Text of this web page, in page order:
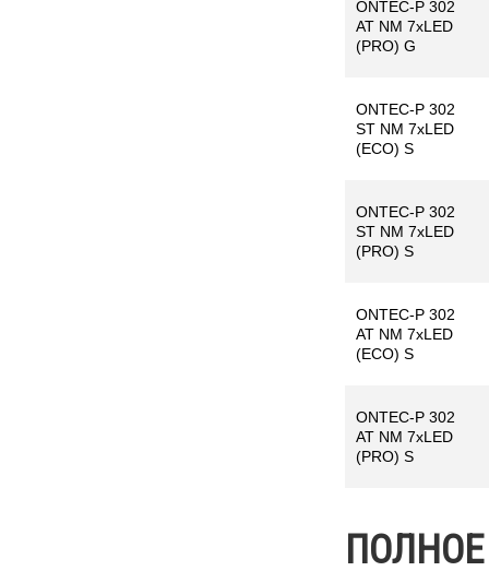
ONTEC-P 302
AT NM 7xLED
(PRO) G
ONTEC-P 302
ST NM 7xLED
(ECO) S
ONTEC-P 302
ST NM 7xLED
(PRO) S
ONTEC-P 302
AT NM 7xLED
(ECO) S
ONTEC-P 302
AT NM 7xLED
(PRO) S